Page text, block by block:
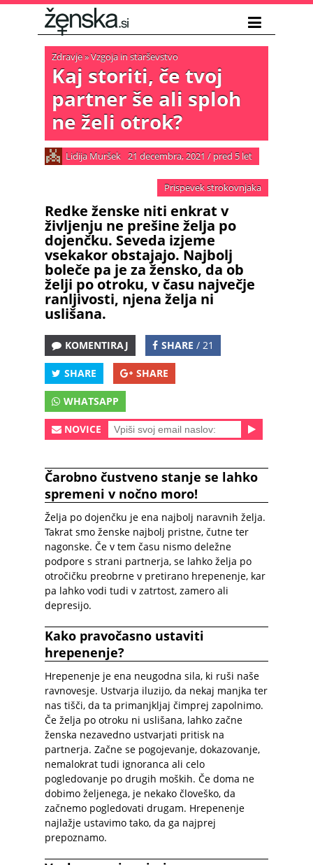
Zdravje»Vzgoja in starševstvo
Kaj storiti, če tvoj
partner še ali sploh
ne želi otrok?
Lidija Muršek 21 decembra, 2021 / pred 5 let
Prispevek strokovnjaka
Redke ženske niti enkrat v
življenju ne prešine želja po
dojenčku. Seveda izjeme
vsekakor obstajajo. Najbolj
boleče pa je za žensko, da ob
želji po otroku, v času največje
ranljivosti, njena želja ni
uslišana.
KOMENTIRAJ SHARE / 21
SHARE SHARE
WHATSAPP
NOVICE
Čarobno čustveno stanje se lahko
spremeni v nočno moro!
Želja po dojenčku je ena najbolj naravnih želja.
Takrat smo ženske najbolj pristne, čutne ter
nagonske. Če v tem času nismo deležne
podpore s strani partnerja, se lahko želja po
otročičku preobrne v pretirano hrepenenje, kar
pa lahko vodi tudi v zatrtost, zamero ali
depresijo.
Kako pravočasno ustaviti
hrepenenje?
Hrepenenje je ena neugodna sila, ki ruši naše
ravnovesje. Ustvarja iluzijo, da nekaj manjka ter
nas tišči, da ta primanjkljaj čimprej zapolnimo.
Če želja po otroku ni uslišana, lahko začne
ženska nezavedno ustvarjati pritisk na
partnerja. Začne se pogojevanje, dokazovanje,
nemalokrat tudi ignoranca ali celo
pogledovanje po drugih moških. Če doma ne
dobimo željenega, je nekako človeško, da
začnemo pogledovati drugam. Hrepenenje
najlažje ustavimo tako, da ga najprej
prepoznamo.